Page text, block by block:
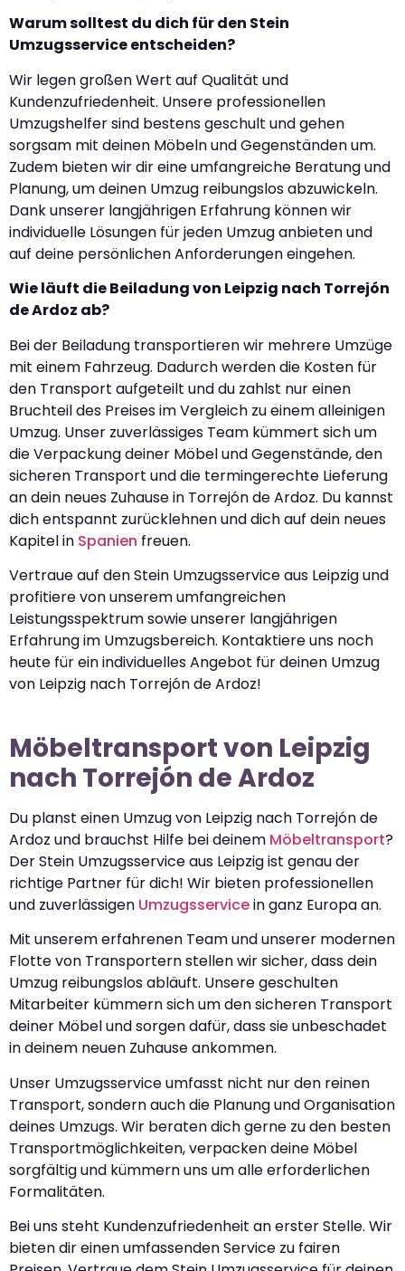
Warum solltest du dich für den Stein
Umzugsservice entscheiden?
Wir legen großen Wert auf Qualität und
Kundenzufriedenheit. Unsere professionellen
Umzugshelfer sind bestens geschult und gehen
sorgsam mit deinen Möbeln und Gegenständen um.
Zudem bieten wir dir eine umfangreiche Beratung und
Planung, um deinen Umzug reibungslos abzuwickeln.
Dank unserer langjährigen Erfahrung können wir
individuelle Lösungen für jeden Umzug anbieten und
auf deine persönlichen Anforderungen eingehen.
Wie läuft die Beiladung von Leipzig nach Torrejón
de Ardoz ab?
Bei der Beiladung transportieren wir mehrere Umzüge
mit einem Fahrzeug. Dadurch werden die Kosten für
den Transport aufgeteilt und du zahlst nur einen
Bruchteil des Preises im Vergleich zu einem alleinigen
Umzug. Unser zuverlässiges Team kümmert sich um
die Verpackung deiner Möbel und Gegenstände, den
sicheren Transport und die termingerechte Lieferung
an dein neues Zuhause in Torrejón de Ardoz. Du kannst
dich entspannt zurücklehnen und dich auf dein neues
Kapitel in Spanien freuen.
Vertraue auf den Stein Umzugsservice aus Leipzig und
profitiere von unserem umfangreichen
Leistungsspektrum sowie unserer langjährigen
Erfahrung im Umzugsbereich. Kontaktiere uns noch
heute für ein individuelles Angebot für deinen Umzug
von Leipzig nach Torrejón de Ardoz!
Möbeltransport von Leipzig
nach Torrejón de Ardoz
Du planst einen Umzug von Leipzig nach Torrejón de
Ardoz und brauchst Hilfe bei deinem Möbeltransport?
Der Stein Umzugsservice aus Leipzig ist genau der
richtige Partner für dich! Wir bieten professionellen
und zuverlässigen Umzugsservicein ganz Europa an.
Mit unserem erfahrenen Team und unserer modernen
Flotte von Transportern stellen wir sicher, dass dein
Umzug reibungslos abläuft. Unsere geschulten
Mitarbeiter kümmern sich um den sicheren Transport
deiner Möbel und sorgen dafür, dass sie unbeschadet
in deinem neuen Zuhause ankommen.
Unser Umzugsservice umfasst nicht nur den reinen
Transport, sondern auch die Planung und Organisation
deines Umzugs. Wir beraten dich gerne zu den besten
Transportmöglichkeiten, verpacken deine Möbel
sorgfältig und kümmern uns um alle erforderlichen
Formalitäten.
Bei uns steht Kundenzufriedenheit an erster Stelle. Wir
bieten dir einen umfassenden Service zu fairen